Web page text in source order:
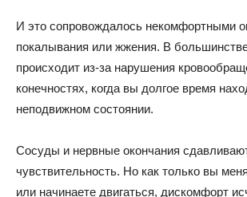
И это сопровождалось некомфортными
покалывания или жжения. В
происходит из-за нарушения
конечностях, когда вы долгое время
неподвижном состоянии.
Сосуды и нервные окончания
чувствительность. Но как только вы
или начинаете двигаться, дискомфорт